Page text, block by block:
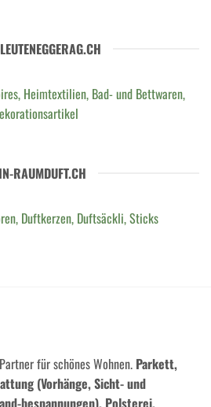
Heimtextilien, Bad- und Bettwaren,
RAUMDUFT.CH
Duftkerzen, Duftsäckli, Sticks
für schönes Wohnen. Parkett,
(Vorhänge, Sicht- und
bespannungen), Polsterei,